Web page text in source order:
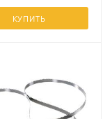
КУПИТЬ